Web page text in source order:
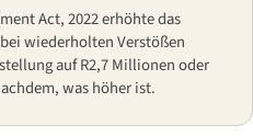
Act, 2022 erhöhte das
wiederholten Verstößen
auf R2,7 Millionen oder
was höher ist.